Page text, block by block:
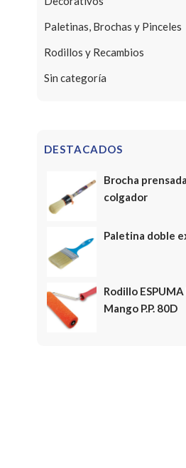
Paletinas, Brochas y Pinceles
Rodillos y Recambios
Sin categoría
DESTACADOS
Brocha
colgador
Paletina doble
Rodillo
Mango P.P. 80D